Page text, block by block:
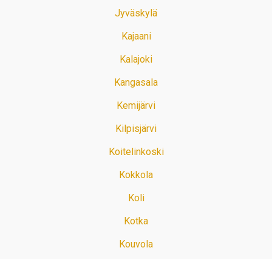
Jyväskylä
Kajaani
Kalajoki
Kangasala
Kemijärvi
Kilpisjärvi
Koitelinkoski
Kokkola
Koli
Kotka
Kouvola